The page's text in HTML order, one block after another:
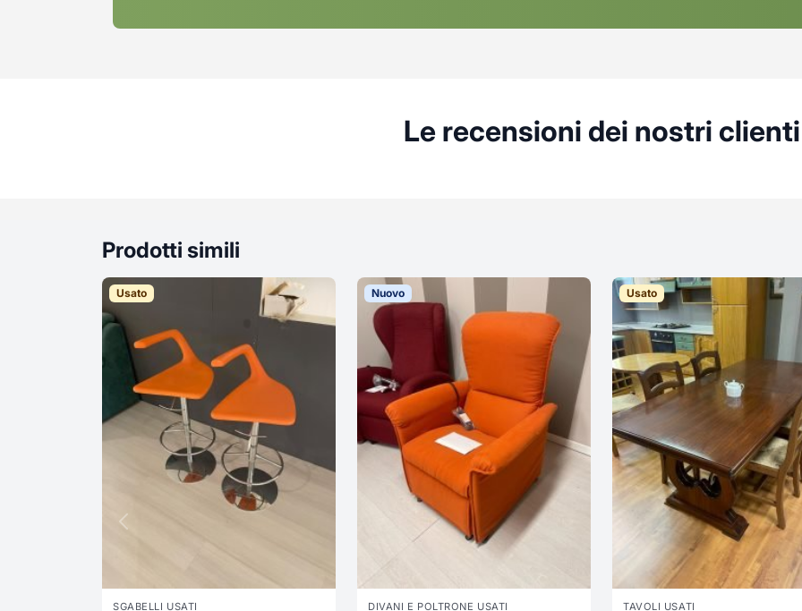
Le recensioni dei nostri clienti
Prodotti simili
Usato
SGABELLI USATI
Nuovo
DIVANI E POLTRONE USATI
Usato
TAVOLI USATI